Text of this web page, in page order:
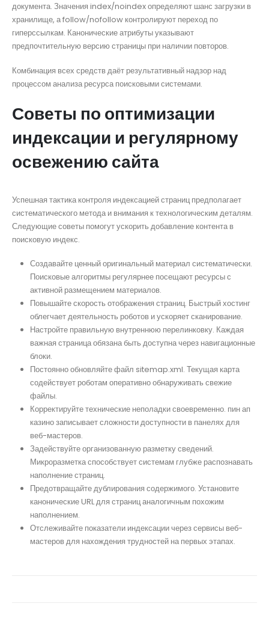
документа. Значения index/noindex определяют шанс загрузки в
хранилище, а follow/nofollow контролируют переход по
гиперссылкам. Канонические атрибуты указывают
предпочтительную версию страницы при наличии повторов.
Комбинация всех средств даёт результативный надзор над
процессом анализа ресурса поисковыми системами.
Советы по оптимизации
индексации и регулярному
освежению сайта
Успешная тактика контроля индексацией страниц предполагает
систематического метода и внимания к технологическим деталям.
Следующие советы помогут ускорить добавление контента в
поисковую индекс.
Создавайте ценный оригинальный материал систематически.
Поисковые алгоритмы регулярнее посещают ресурсы с
активной размещением материалов.
Повышайте скорость отображения страниц. Быстрый хостинг
облегчает деятельность роботов и ускоряет сканирование.
Настройте правильную внутреннюю перелинковку. Каждая
важная страница обязана быть доступна через навигационные
блоки.
Постоянно обновляйте файл sitemap.xml. Текущая карта
содействует роботам оперативно обнаруживать свежие
файлы.
Корректируйте технические неполадки своевременно. пин ап
казино записывает сложности доступности в панелях для
веб-мастеров.
Задействуйте организованную разметку сведений.
Микроразметка способствует системам глубже распознавать
наполнение страниц.
Предотвращайте дублирования содержимого. Установите
канонические URL для страниц аналогичным похожим
наполнением.
Отслеживайте показатели индексации через сервисы веб-
мастеров для нахождения трудностей на первых этапах.